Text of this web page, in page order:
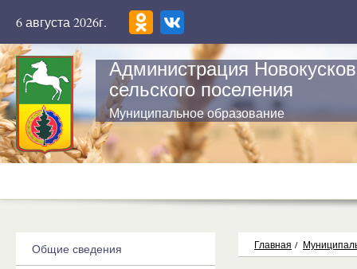
6 августа 2026г.
Администрация
сельского поселения
Муниципальное образование
Главная /
Общие сведения